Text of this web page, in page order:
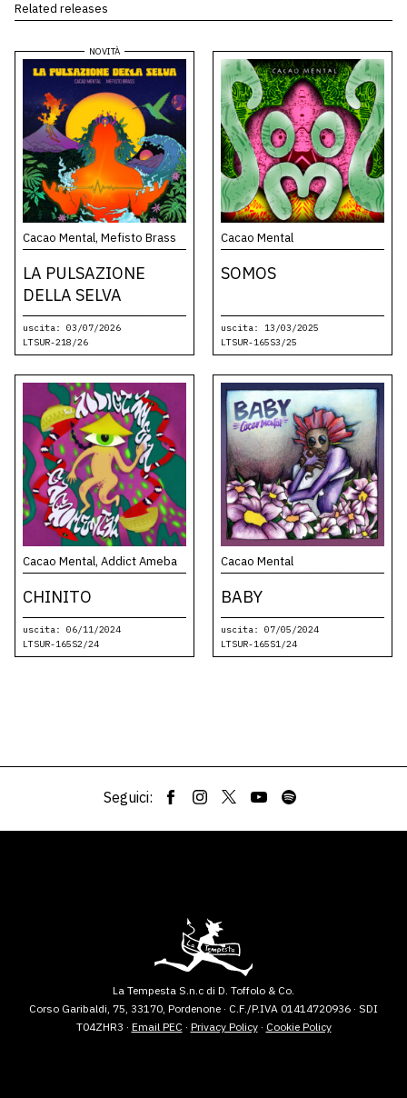
Related releases
Cacao Mental, Mefisto Brass
LA PULSAZIONE
DELLA SELVA
uscita: 03/07/2026
LTSUR-218/26
Cacao Mental
SOMOS
uscita: 13/03/2025
LTSUR-165S3/25
Cacao Mental, Addict Ameba
CHINITO
uscita: 06/11/2024
LTSUR-165S2/24
Cacao Mental
BABY
uscita: 07/05/2024
LTSUR-165S1/24
Seguici:
La Tempesta S.n.c di D. Toffolo & Co.
Corso Garibaldi, 75, 33170, Pordenone · C.F./P.IVA 01414720936 · SDI
T04ZHR3 · Email PEC · Privacy Policy· Cookie Policy